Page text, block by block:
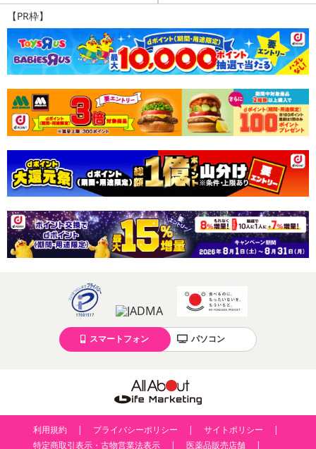
【PR枠】
スマートフォン パソコン
利用規約 プライバシーポリシー
サイトポリシー
特定商取引表示・古物営業法表示
医薬品販売店舗